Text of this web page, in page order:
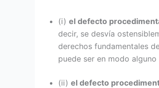
(i) el defecto
decir, se desvía
derechos fundamentales
puede ser en modo
(ii) el defecto